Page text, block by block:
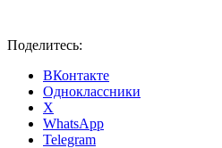
Поделитесь:
ВКонтакте
Одноклассники
X
WhatsApp
Telegram